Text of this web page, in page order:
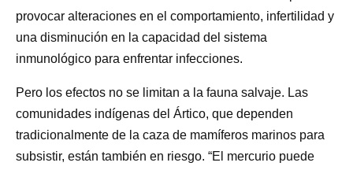
provocar alteraciones en el comportamiento, infertilidad y
una disminución en la capacidad del sistema
inmunológico para enfrentar infecciones.
Pero los efectos no se limitan a la fauna salvaje. Las
comunidades indígenas del Ártico, que dependen
tradicionalmente de la caza de mamíferos marinos para
subsistir, están también en riesgo. “El mercurio puede